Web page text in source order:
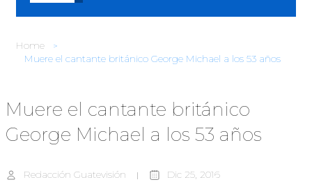
Home
Muere el cantante británico George Michael a los 53 años
Muere el cantante británico
George Michael a los 53 años
Redacción Guatevisión Dic 25, 2016